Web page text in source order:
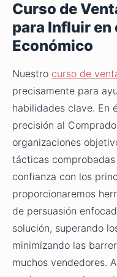
Curso de
para Influir en
Económico
Nuestro curso de
precisamente para
habilidades clave. En
precisión al
organizaciones
tácticas
confianza con los
proporcionaremos
de persuasión
solución, superando
minimizando las
muchos vendedores.